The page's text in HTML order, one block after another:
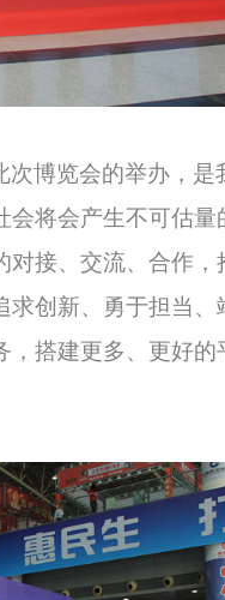
博览会的举办，
将会产生不可估
接、交流、合作
创新、勇于担当
搭建更多、更好